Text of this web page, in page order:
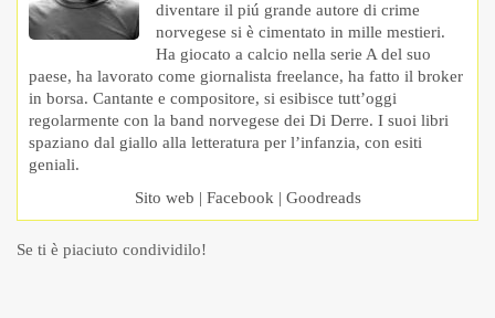
diventare il piú grande autore di crime
norvegese si è cimentato in mille mestieri.
Ha giocato a calcio nella serie A del suo
paese, ha lavorato come giornalista freelance, ha fatto il broker
in borsa. Cantante e compositore, si esibisce tutt’oggi
regolarmente con la band norvegese dei Di Derre. I suoi libri
spaziano dal giallo alla letteratura per l’infanzia, con esiti
geniali.
Sito web | Facebook | Goodreads
Se ti è piaciuto condividilo!